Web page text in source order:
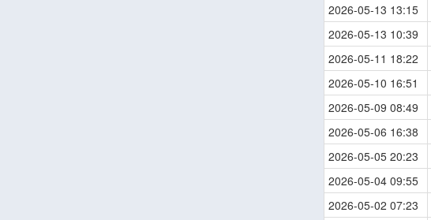
2026-05-13 13:15
2026-05-13 10:39
2026-05-11 18:22
2026-05-10 16:51
2026-05-09 08:49
2026-05-06 16:38
2026-05-05 20:23
2026-05-04 09:55
2026-05-02 07:23